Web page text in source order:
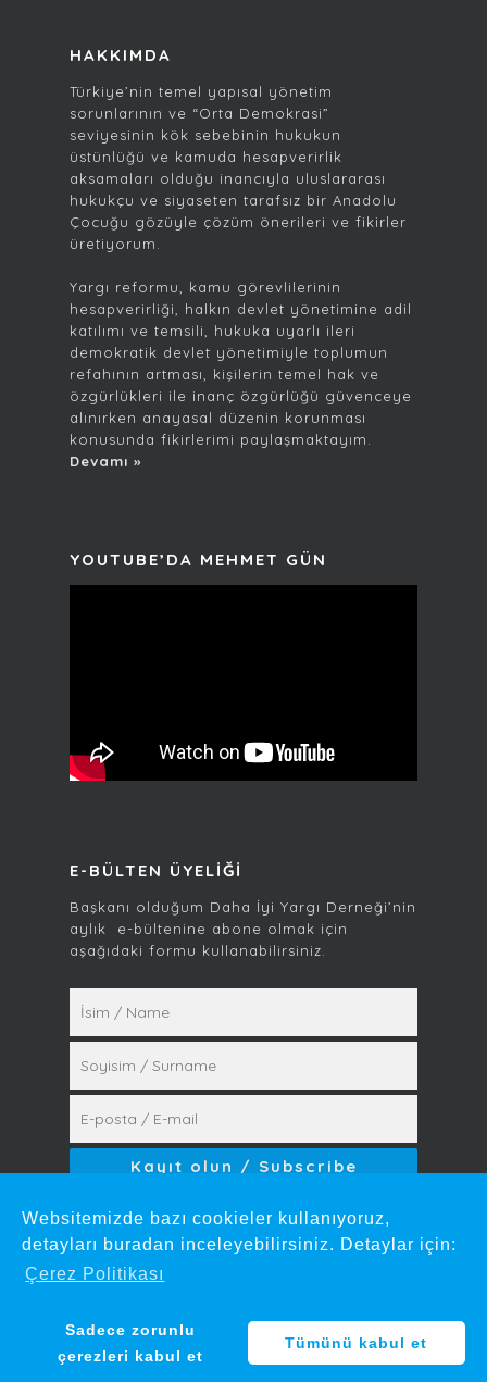
Websitemizde bazı cookieler kullanıyoruz,
detayları buradan inceleyebilirsiniz. Detaylar için:
Çerez Politikası
Sadece zorunlu
çerezleri kabul et
Tümünü kabul et
HAKKIMDA
Türkiye’nin temel yapısal yönetim
sorunlarının ve “Orta Demokrasi”
seviyesinin kök sebebinin hukukun
üstünlüğü ve kamuda hesapverirlik
aksamaları olduğu inancıyla uluslararası
hukukçu ve siyaseten tarafsız bir Anadolu
Çocuğu gözüyle çözüm önerileri ve fikirler
üretiyorum.
Yargı reformu, kamu görevlilerinin
hesapverirliği, halkın devlet yönetimine adil
katılımı ve temsili, hukuka uyarlı ileri
demokratik devlet yönetimiyle toplumun
refahının artması, kişilerin temel hak ve
özgürlükleri ile inanç özgürlüğü güvenceye
alınırken anayasal düzenin korunması
konusunda fikirlerimi paylaşmaktayım.
Devamı »
YOUTUBE’DA MEHMET GÜN
E-BÜLTEN ÜYELIĞI
Başkanı olduğum Daha İyi Yargı Derneği’nin
aylık e-bültenine abone olmak için
aşağıdaki formu kullanabilirsiniz.
Kayıt olarakAydınlatma Metni‘ni kabul
etmiş sayılırsınız.
© 2026 Mehmet Gün. by mare.design